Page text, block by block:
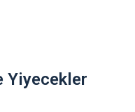
Yiyecekler